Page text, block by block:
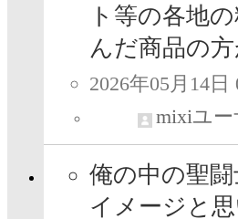
ト等の各地
んだ商品の
2026年05月14日
mixiユー
俺の中の聖
イメージと